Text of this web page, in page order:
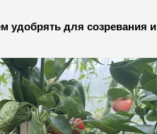
удобрять для созревания и